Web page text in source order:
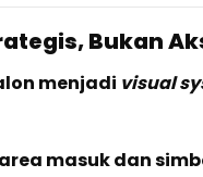
Bukan
menjadi visual
masuk dan